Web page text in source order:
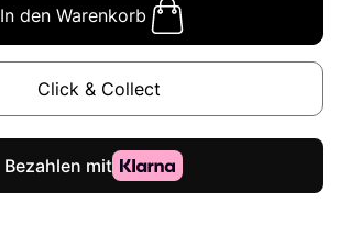
In den Warenkorb
Click & Collect